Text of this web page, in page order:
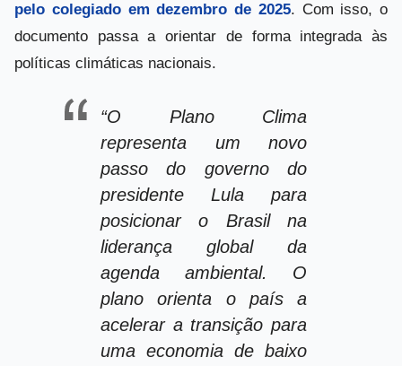
pelo colegiado em dezembro de 2025. Com isso, o
documento passa a orientar de forma integrada às
políticas climáticas nacionais.
“O Plano Clima
representa um novo
passo do governo do
presidente Lula para
posicionar o Brasil na
liderança global da
agenda ambiental. O
plano orienta o país a
acelerar a transição para
uma economia de baixo